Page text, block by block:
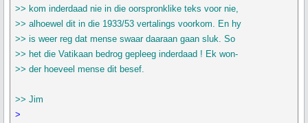
>> kom inderdaad nie in die oorspronklike teks voor nie,
>> alhoewel dit in die 1933/53 vertalings voorkom. En hy
>> is weer reg dat mense swaar daaraan gaan sluk. So
>> het die Vatikaan bedrog gepleeg inderdaad ! Ek won-
>> der hoeveel mense dit besef.
>> Jim
>